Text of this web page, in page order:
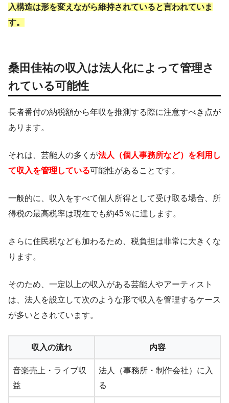
入構造は形を変えながら維持されていると言われていま
す。
桑田佳祐の収入は法人化によって管理さ
れている可能性
長者番付の納税額から年収を推測する際に注意すべき点が
あります。
それは、芸能人の多くが法人（個人事務所など）を利用し
て収入を管理している可能性があることです。
一般的に、収入をすべて個人所得として受け取る場合、所
得税の最高税率は現在でも約45％に達します。
さらに住民税なども加わるため、税負担は非常に大きくな
ります。
そのため、一定以上の収入がある芸能人やアーティスト
は、法人を設立して次のような形で収入を管理するケース
が多いとされています。
収入の流れ 内容
音楽売上・ライブ収
益
法人（事務所・制作会社）に入
る